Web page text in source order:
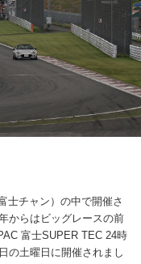
士チャン）の中で開催さ
からはビッグレースの前
富士SUPER TEC 24時
の土曜日に開催されまし